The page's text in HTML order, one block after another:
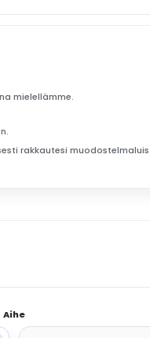
mielellämme.
rakkautesi
Aihe